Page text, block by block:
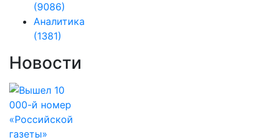
(9086)
Аналитика
(1381)
Новости